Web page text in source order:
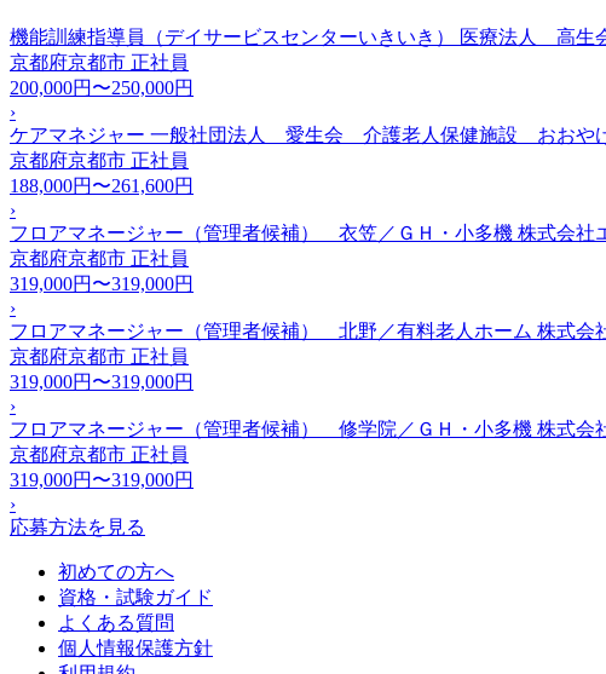
機能訓練指導員（デイサービスセンターいきいき） 医療法人 高生
京都府京都市 正社員
200,000円〜250,000円
›
ケアマネジャー 一般社団法人 愛生会 介護老人保健施設 おおや
京都府京都市 正社員
188,000円〜261,600円
›
フロアマネージャー（管理者候補） 衣笠／ＧＨ・小多機 株式会
京都府京都市 正社員
319,000円〜319,000円
›
フロアマネージャー（管理者候補） 北野／有料老人ホーム 株式
京都府京都市 正社員
319,000円〜319,000円
›
フロアマネージャー（管理者候補） 修学院／ＧＨ・小多機 株式
京都府京都市 正社員
319,000円〜319,000円
›
応募方法を見る
初めての方へ
資格・試験ガイド
よくある質問
個人情報保護方針